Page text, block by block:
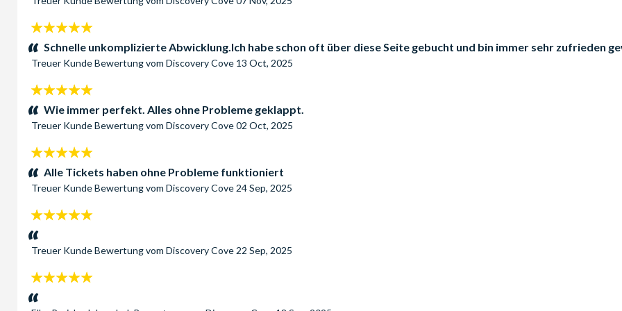
5
Sterne:Schnelle unkomplizierte Abwicklung.Ich habe schon oft über diese Seite gebucht und bin immer sehr zufrieden
Treuer KundeBewertung vom Discovery Cove 13 Oct, 2025
5
Sterne:Wie immer perfekt. Alles ohne Probleme geklappt.
Treuer KundeBewertung vom Discovery Cove02 Oct, 2025
5
Sterne:Alle Tickets haben ohne Probleme funktioniert
Treuer KundeBewertung vom Discovery Cove 24 Sep, 2025
5
Sterne:
Treuer KundeBewertung vom Discovery Cove 22 Sep, 2025
5
Sterne: